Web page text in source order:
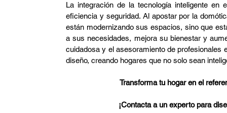
La integración de la tecnología inteligente en
eficiencia y seguridad. Al apostar por la
están modernizando sus espacios, sino que
a sus necesidades, mejora su bienestar y
cuidadosa y el asesoramiento de profesionales
diseño, creando hogares que no solo sean
Transforma tu hogar en el
¡Contacta a un experto para